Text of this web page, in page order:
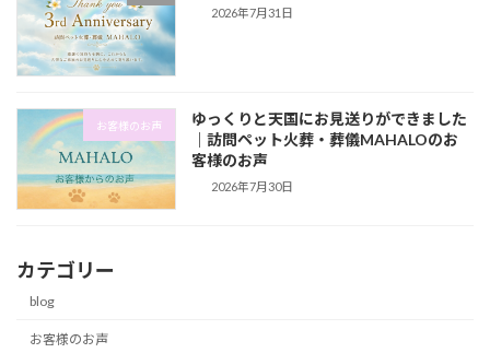
2026年7月31日
お客様のお声
ゆっくりと天国にお見送りができました
｜訪問ペット火葬・葬儀MAHALOのお
客様のお声
2026年7月30日
カテゴリー
blog
お客様のお声